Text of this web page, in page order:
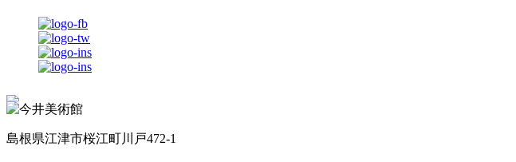
島根県江津市桜江町川戸472-1